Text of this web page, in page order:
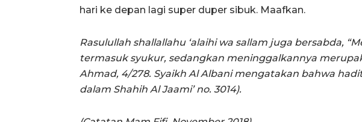
hari ke depan lagi super duper sibuk. Maafkan.
Rasulullah shallallahu ‘alaihi wa sallam juga bersabda,
termasuk syukur, sedangkan meninggalkannya
Ahmad, 4/278. Syaikh Al Albani mengatakan bahwa
dalam Shahih Al Jaami’ no. 3014).